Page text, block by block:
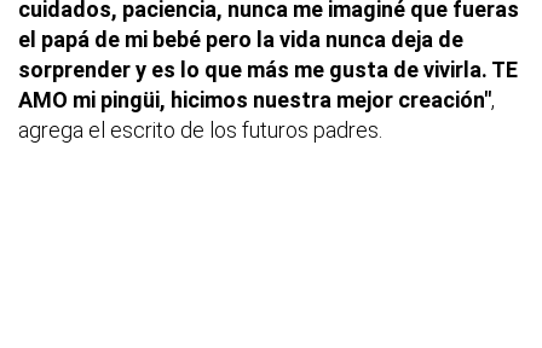
cuidados, paciencia, nunca me imaginé que fueras
el papá de mi bebé pero la vida nunca deja de
sorprender y es lo que más me gusta de vivirla. TE
AMO mi pingüi, hicimos nuestra mejor creación",
agrega el escrito de los futuros padres.